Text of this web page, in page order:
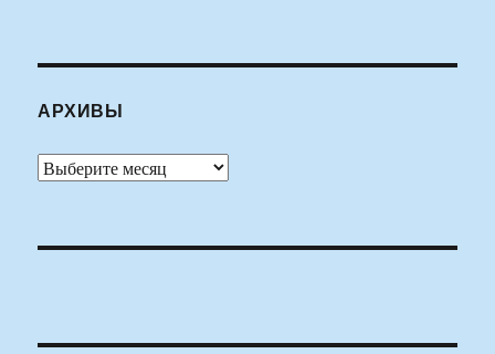
АРХИВЫ
Архивы